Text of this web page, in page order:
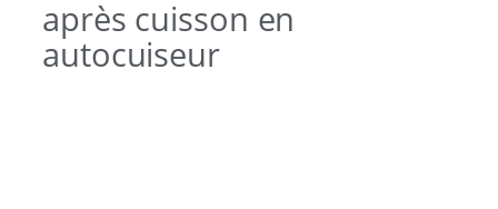
après cuisson en
autocuiseur